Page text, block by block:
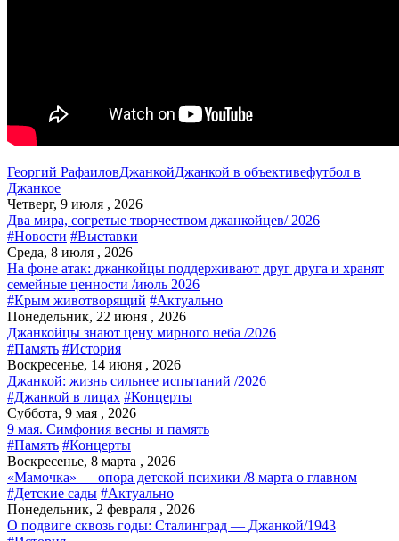
Георгий РафаиловДжанкойДжанкой в объективефутбол в
Джанкое
Четверг, 9 июля , 2026
Два мира, согретые творчеством джанкойцев/ 2026
#Новости #Выставки
Среда, 8 июля , 2026
На фоне атак: джанкойцы поддерживают друг друга и хранят
семейные ценности /июль 2026
#Крым животворящий #Актуально
Понедельник, 22 июня , 2026
Джанкойцы знают цену мирного неба /2026
#Память #История
Воскресенье, 14 июня , 2026
Джанкой: жизнь сильнее испытаний /2026
#Джанкой в лицах #Концерты
Суббота, 9 мая , 2026
9 мая. Симфония весны и память
#Память #Концерты
Воскресенье, 8 марта , 2026
«Мамочка» — опора детской психики /8 марта о главном
#Детские сады #Актуально
Понедельник, 2 февраля , 2026
О подвиге сквозь годы: Сталинград — Джанкой/1943